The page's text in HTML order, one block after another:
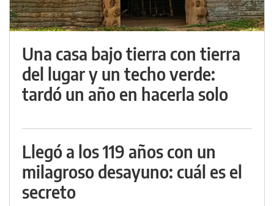
Una casa bajo tierra con tierra
del lugar y un techo verde:
tardó un año en hacerla solo
Llegó a los 119 años con un
milagroso desayuno: cuál es el
secreto